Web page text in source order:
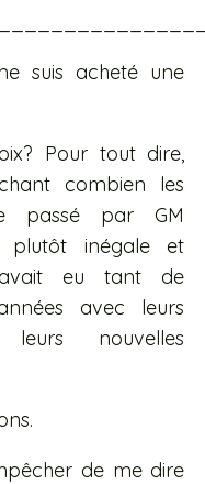
suis acheté une
Pour tout dire,
combien les
passé par GM
plutôt inégale et
avait eu tant de
avec leurs
nouvelles
de me dire